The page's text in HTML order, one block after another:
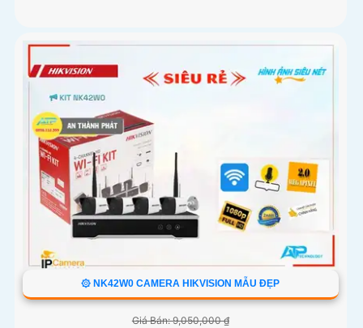
۞ NK42W0 CAMERA HIKVISION MẪU ĐẸP
Giá Bán: 9,050,000 ₫